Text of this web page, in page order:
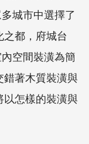
城市中選擇了
都，府城台
空間裝潢為簡
著木質裝潢與
怎樣的裝潢與